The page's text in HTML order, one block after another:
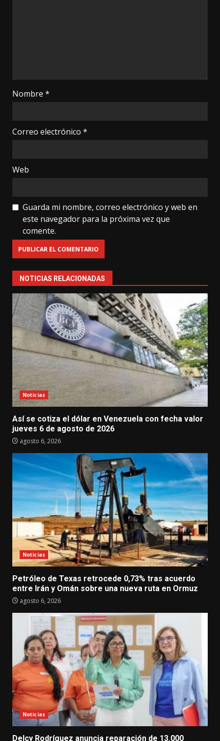
Nombre *
Correo electrónico *
Web
Guarda mi nombre, correo electrónico y web en
este navegador para la próxima vez que
comente.
NOTICIAS RELACIONADAS
Noticias
Así se cotiza el dólar en Venezuela con fecha valor
jueves 6 de agosto de 2026
agosto 6, 2026
Noticias
Petróleo de Texas retrocede 0,73% tras acuerdo
entre Irán y Omán sobre una nueva ruta en Ormuz
agosto 6, 2026
Noticias
Delcy Rodríguez anuncia reparación de 13.000